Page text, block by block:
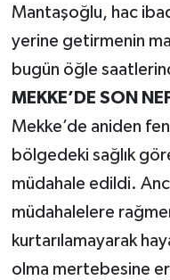
Mantaşoğlu, hac
yerine getirmenin
bugün öğle
MEKKE’DE SON
Mekke’de aniden
bölgedeki sağlık
müdahale edildi.
müdahalelere
kurtarılamayarak
olma mertebesine